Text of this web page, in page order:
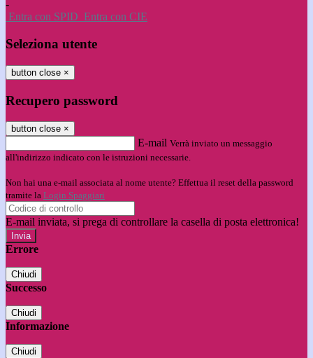
-
Entra con SPID Entra con CIE
Seleziona utente
button close ×
Recupero password
button close ×
E-mail Verrà inviato un messaggio
all'indirizzo indicato con le istruzioni necessarie.
Non hai una e-mail associata al nome utente? Effettua il reset della password
tramite la Login Spaggiari
E-mail inviata, si prega di controllare la casella di posta elettronica!
Errore
Chiudi
Successo
Chiudi
Informazione
Chiudi